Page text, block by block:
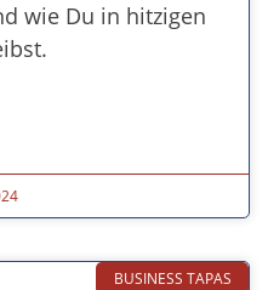
wie Du in hitzigen
BUSINESS TAPAS